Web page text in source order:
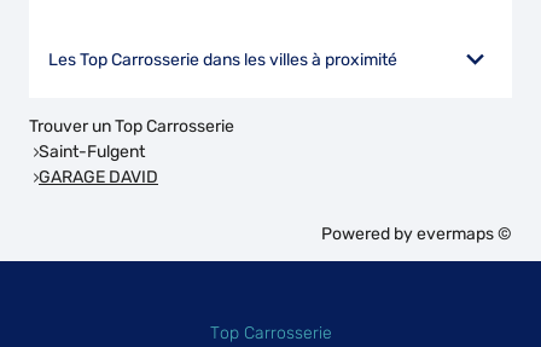
Les Top Carrosserie dans les villes à proximité
Trouver un Top Carrosserie
Saint-Fulgent
GARAGE DAVID
Powered byevermaps ©
Top Carrosserie